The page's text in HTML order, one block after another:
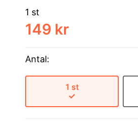
1 st
149 kr
Antal:
1 st